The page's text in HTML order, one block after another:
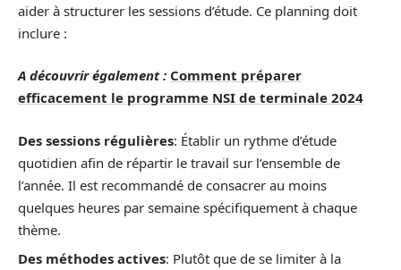
aider à structurer les sessions d’étude. Ce planning doit
inclure :
A découvrir également : Comment préparer
efficacement le programme NSI de terminale 2024
Des sessions régulières: Établir un rythme d’étude
quotidien afin de répartir le travail sur l’ensemble de
l’année. Il est recommandé de consacrer au moins
quelques heures par semaine spécifiquement à chaque
thème.
Des méthodes actives: Plutôt que de se limiter à la